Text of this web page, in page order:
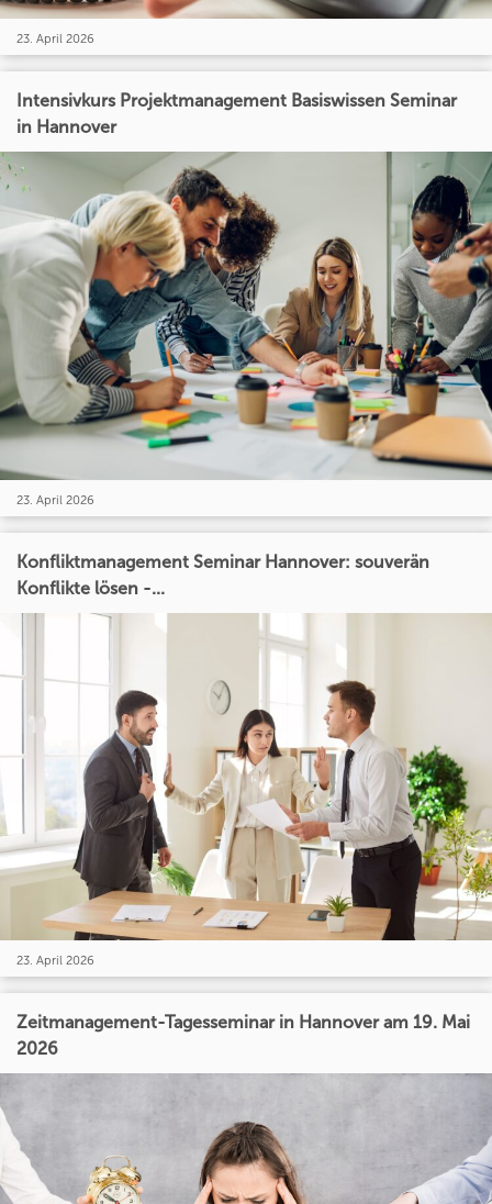
23. April 2026
Intensivkurs Projektmanagement Basiswissen Seminar
in Hannover
23. April 2026
Konfliktmanagement Seminar Hannover: souverän
Konflikte lösen -...
23. April 2026
Zeitmanagement-Tagesseminar in Hannover am 19. Mai
2026